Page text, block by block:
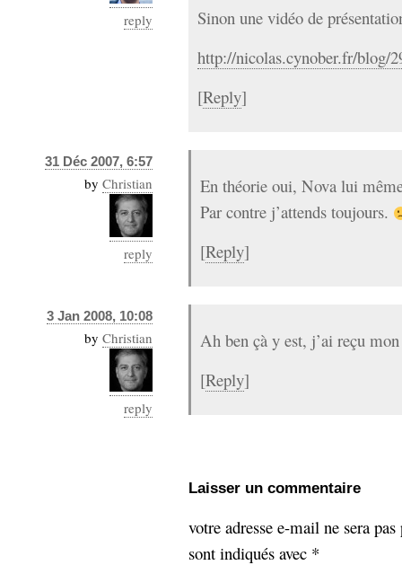
reply
Sinon une vidéo de
http://nicolas.cynober.fr/blog/
[Reply]
31 Déc 2007, 6:57
by Christian
reply
En théorie oui, Nova lui
Par contre j’attends toujours.
[Reply]
3 Jan 2008, 10:08
by Christian
reply
Ah ben çà y est, j’ai reçu
[Reply]
Laisser un commentaire
votre adresse e-mail ne sera
sont indiqués avec *